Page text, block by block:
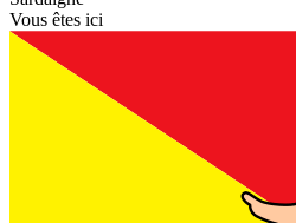
Vous êtes ici